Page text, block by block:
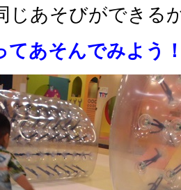
じあそびができる
あそんでみよう